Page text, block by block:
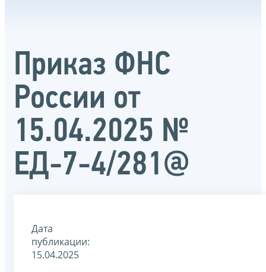
Приказ ФНС
России от
15.04.2025 №
ЕД-7-4/281@
Дата
публикации:
15.04.2025